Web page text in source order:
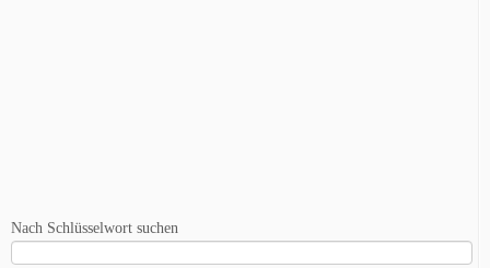
Nach Schlüsselwort suchen